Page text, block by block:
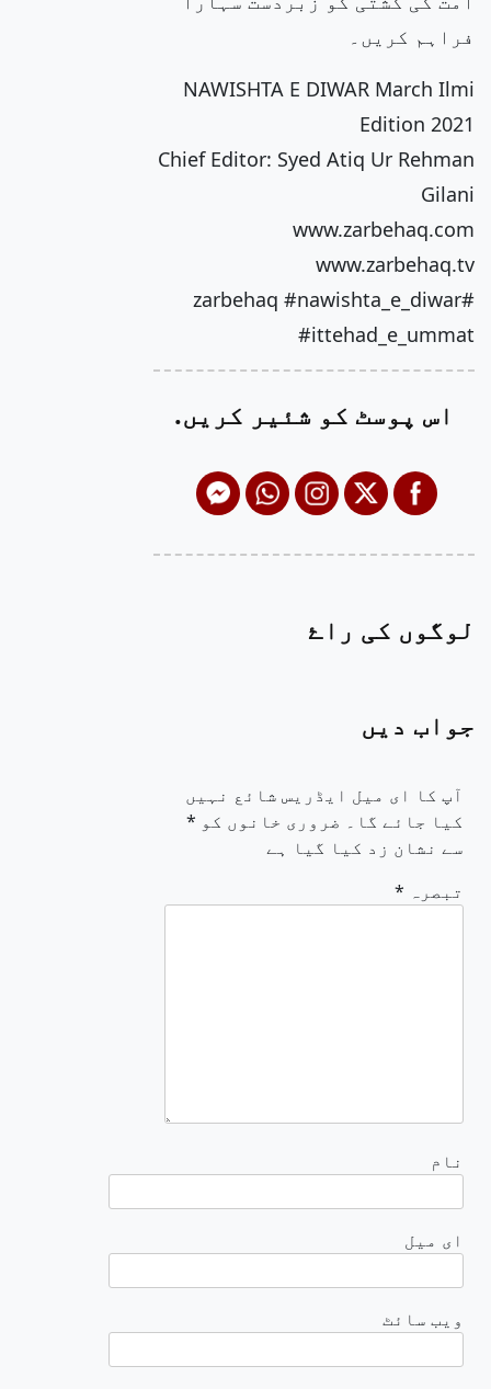
فراہم کریں۔
NAWISHTA E DIWAR March Ilmi
Edition 2021
Chief Editor: Syed Atiq Ur Rehman
Gilani
www.zarbehaq.com
www.zarbehaq.tv
#zarbehaq #nawishta_e_diwar
#ittehad_e_ummat
اس پوسٹ کو شئیر کریں.
لوگوں کی راۓ
جواب دیں
آپ کا ای میل ایڈریس شائع نہیں
کیا جائے گا۔ ضروری خانوں کو *
سے نشان زد کیا گیا ہے
تبصرہ *
نام
ای میل
ویب‌ سائٹ